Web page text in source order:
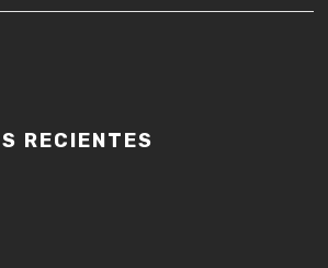
RECIENTES